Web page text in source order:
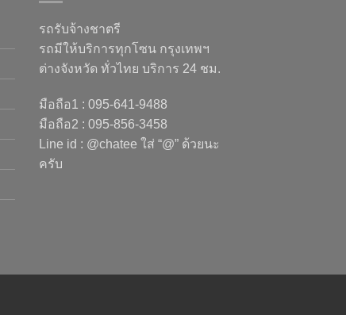
รถรับจ้างชาตรี
รถมีให้บริการทุกโซน กรุงเทพฯ
ต่างจังหวัด ทั่วไทย บริการ 24 ชม.
มือถือ1 : 095-641-9488
มือถือ2 : 095-856-3458
Line id : @chatee ใส่ “@” ด้วยนะ
ครับ